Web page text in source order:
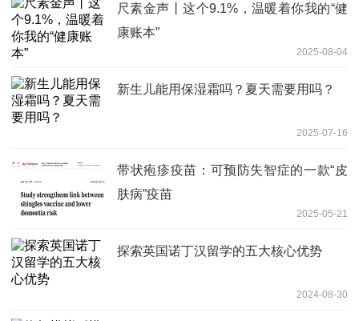
尺素金声丨这个9.1%，温暖着你我的“健
康账本”
2025-08-04
新生儿能用保湿霜吗？夏天需要用吗？
2025-07-16
带状疱疹疫苗：可预防失智症的一款“皮
肤病”疫苗
2025-05-21
探索英国诺丁汉留学的五大核心优势
2024-08-30